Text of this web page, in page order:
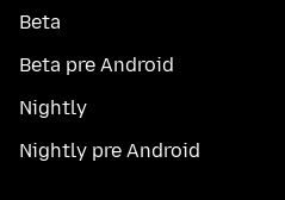
Beta
Beta pre Android
Nightly
Nightly pre Android